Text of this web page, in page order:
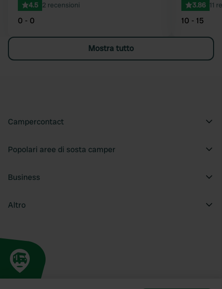
4.5 2 recensioni
0 - 0
3.86 11
10 - 15
Mostra tutto
Campercontact
Popolari aree di sosta camper
Business
Altro